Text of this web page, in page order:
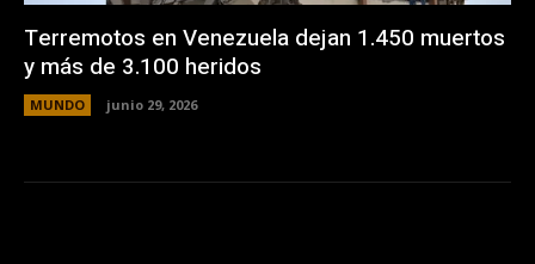
Terremotos en Venezuela dejan 1.450 muertos
y más de 3.100 heridos
MUNDO junio 29, 2026